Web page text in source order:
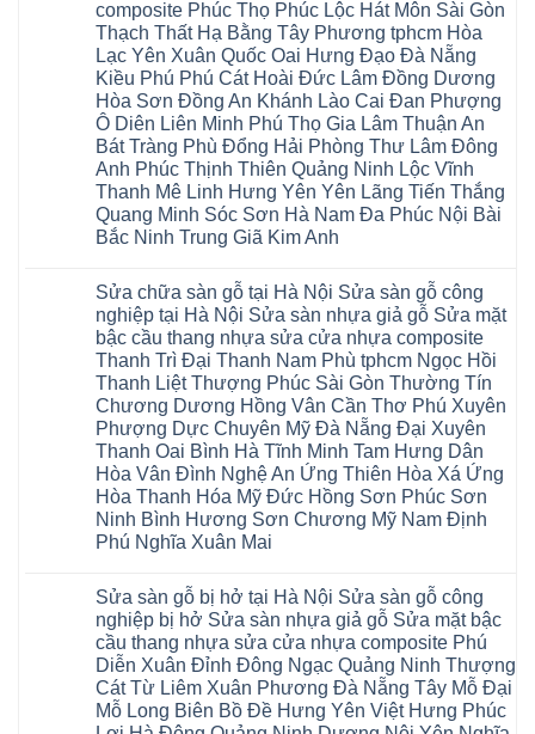
Hưng
Yên
Sài
Gòn
Ân
Thi
Hoàng
Mai
Mỹ
Hào
Tiên
Lữ
Từ
Liêm
Phù
Cừ
Thanh
Xuân
Kim
Động
Văn
Giang
Cầu
Giấy
Văn
Lâm
tphcm
Khoái
Châu
Flortex
Wilson
black
Hobi
wood
Glotex
Kosmos
Hobi
wood
Charm
wood
đế
cao
su
IXPE
Phú
Trì
Thanh
Xuân
Đoan
Hùng
Thanh
Ba
Cầu
Giấy
Hạ
Hòa
Cẩm
Khê
Tây
Hồ
Yên
Lập
Thanh
Ninh
hưng
yên
Lâm
Thao
Tam
Nông
hải
phòng
giả
gỗ
cong
vênh
Sửa
mặt
bậc
cầu
thang
nhựa
sửa
cửa
nhựa
composite
tpHCM
Hoài
Đức
Bình
Dương
Thủ
Đức
Thanh
Xuân
Thái
Nguyên
Phú
Thọ
Bắc
Giang
Long
Biên
Hải
Dương
Bắc
Ninh
Gia
Lâm
Hà
Nam
Hà
Nội
Hưng
sàn
gỗ
cong
vênh
tại
Hà
Nội
Sửa
sàn
gỗ
công
nghiệp
tại
Hà
Nội
nhựa
giả
gỗ
cong
vênh
Sửa
mặt
bậc
cầu
thang
nhựa
sửa
cửa
nhựa
composite
hoài
đức
đan
thanh
ứng
hòa
long
biên
sài
gòn
đông
composite Phúc Thọ Phúc Lộc Hát Môn Sài Gòn
Thạch Thất Hạ Bằng Tây Phương tphcm Hòa
Lạc Yên Xuân Quốc Oai Hưng Đạo Đà Nẵng
Kiều Phú Phú Cát Hoài Đức Lâm Đồng Dương
Hòa Sơn Đồng An Khánh Lào Cai Đan Phượng
Ô Diên Liên Minh Phú Thọ Gia Lâm Thuận An
Bát Tràng Phù Đổng Hải Phòng Thư Lâm Đông
Anh Phúc Thịnh Thiên Quảng Ninh Lộc Vĩnh
Thanh Mê Linh Hưng Yên Yên Lãng Tiến Thắng
Quang Minh Sóc Sơn Hà Nam Đa Phúc Nội Bài
Bắc Ninh Trung Giã Kim Anh
bình
luận
ở
Sửa
chữa
sàn
bị
phồng
tại
Hà
Nội
Sửa
sàn
gỗ
công
nghiệp
Nội
Sửa
sàn
nhựa
giả
gỗ
Sửa
mặt
bậc
cầu
Sửa chữa sàn gỗ tại Hà Nội Sửa sàn gỗ công
nghiệp tại Hà Nội Sửa sàn nhựa giả gỗ Sửa mặt
bậc cầu thang nhựa sửa cửa nhựa composite
Thanh Trì Đại Thanh Nam Phù tphcm Ngọc Hồi
Thanh Liệt Thượng Phúc Sài Gòn Thường Tín
Chương Dương Hồng Vân Cần Thơ Phú Xuyên
Phượng Dực Chuyên Mỹ Đà Nẵng Đại Xuyên
Thanh Oai Bình Hà Tĩnh Minh Tam Hưng Dân
Hòa Vân Đình Nghệ An Ứng Thiên Hòa Xá Ứng
Hòa Thanh Hóa Mỹ Đức Hồng Sơn Phúc Sơn
Ninh Bình Hương Sơn Chương Mỹ Nam Định
Phú Nghĩa Xuân Mai
bình
luận
ở
Sửa
chữa
sàn
gỗ
tại
Hà
Sửa sàn gỗ bị hở tại Hà Nội Sửa sàn gỗ công
nghiệp bị hở Sửa sàn nhựa giả gỗ Sửa mặt bậc
cầu thang nhựa sửa cửa nhựa composite Phú
Diễn Xuân Đỉnh Đông Ngạc Quảng Ninh Thượng
Cát Từ Liêm Xuân Phương Đà Nẵng Tây Mỗ Đại
Mỗ Long Biên Bồ Đề Hưng Yên Việt Hưng Phúc